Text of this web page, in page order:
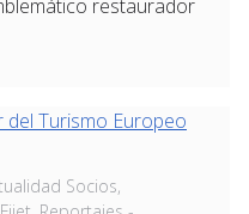
restaurador
Socios,